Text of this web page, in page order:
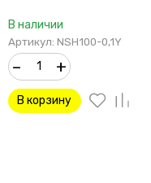
В наличии
Артикул: NSH100-0,1Y
– +
В корзину